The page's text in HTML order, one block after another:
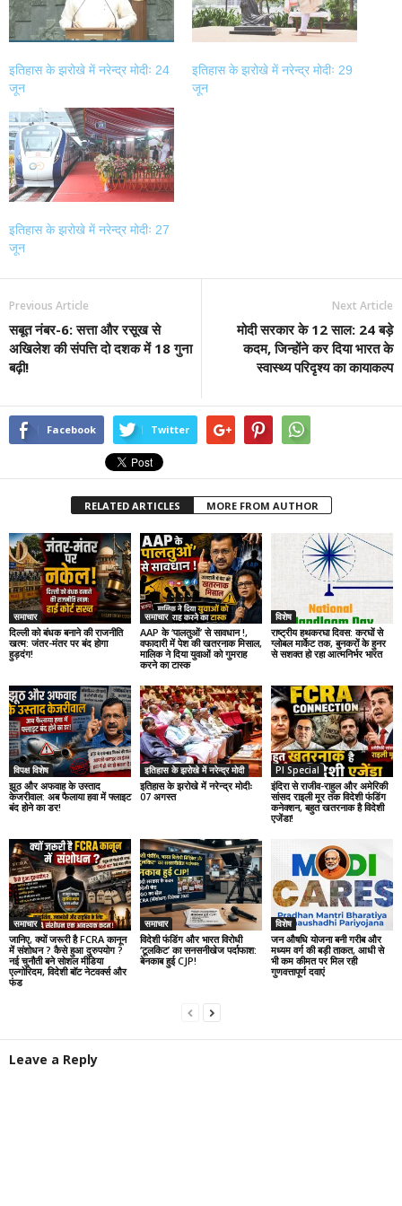
इतिहास के झरोखे में नरेन्द्र मोदीः 24
जून
इतिहास के झरोखे में नरेन्द्र मोदीः 29
जून
इतिहास के झरोखे में नरेन्द्र मोदीः 27
जून
Previous Article
सबूत नंबर-6: सत्ता और रसूख से
अखिलेश की संपत्ति दो दशक में 18 गुना
बढ़ी!
Next Article
मोदी सरकार के 12 साल: 24 बड़े
कदम, जिन्होंने कर दिया भारत के
स्वास्थ्य परिदृश्य का कायाकल्प
Facebook Twitter
RELATED ARTICLES MORE FROM AUTHOR
समाचार
दिल्ली को बंधक बनाने की राजनीति
खत्म: जंतर-मंतर पर बंद होगा
हुड़दंग!
समाचार
AAP के ‘पालतुओं’ से सावधान !,
वफादारी में पेश की खतरनाक मिसाल,
मालिक ने दिया युवाओं को गुमराह
करने का टास्क
विशेष
राष्ट्रीय हथकरघा दिवस: करघों से
ग्लोबल मार्केट तक, बुनकरों के हुनर
से सशक्त हो रहा आत्मनिर्भर भारत
विपक्ष विशेष
झूठ और अफवाह के उस्ताद
केजरीवाल: अब फैलाया हवा में फ्लाइट
बंद होने का डर!
इतिहास के झरोखे में नरेन्द्र मोदी
इतिहास के झरोखे में नरेन्द्र मोदीः
07 अगस्त
PI Special
इंदिरा से राजीव-राहुल और अमेरिकी
सांसद राइली मूर तक विदेशी फंडिंग
कनेक्शन, बहुत खतरनाक है विदेशी
एजेंडा!
समाचार
जानिए, क्यों जरूरी है FCRA कानून
में संशोधन ? कैसे हुआ दुरुपयोग ?
नई चुनौती बने सोशल मीडिया
एल्गोरिदम, विदेशी बॉट नेटवर्क्स और
फंड
समाचार
विदेशी फंडिंग और भारत विरोधी
‘टूलकिट’ का सनसनीखेज पर्दाफाश:
बेनकाब हुई CJP!
विशेष
जन औषधि योजना बनी गरीब और
मध्यम वर्ग की बड़ी ताकत, आधी से
भी कम कीमत पर मिल रही
गुणवत्तापूर्ण दवाएं
Leave a Reply